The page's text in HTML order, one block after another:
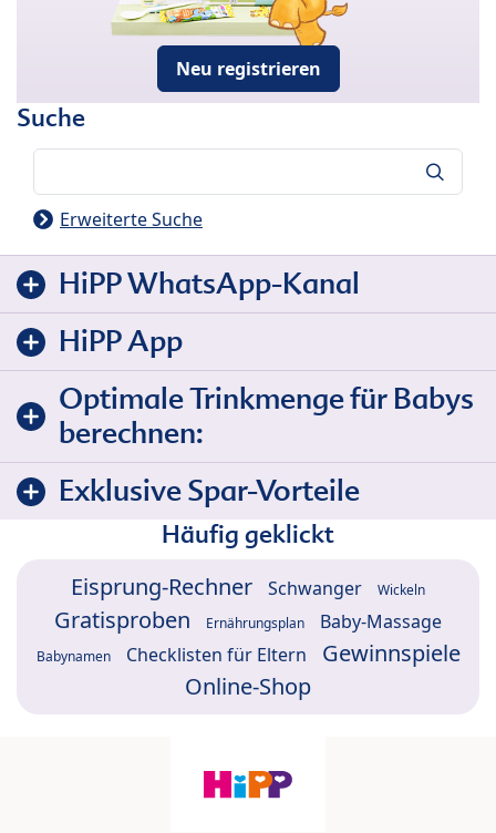
Neu registrieren
Suche
Erweiterte Suche
HiPP WhatsApp-Kanal
HiPP App
Optimale Trinkmenge für Babys
berechnen:
Exklusive Spar-Vorteile
Häufig geklickt
Eisprung-Rechner Schwanger Wickeln
Gratisproben Ernährungsplan Baby-Massage
Babynamen Checklisten für Eltern
Gewinnspiele
Online-Shop